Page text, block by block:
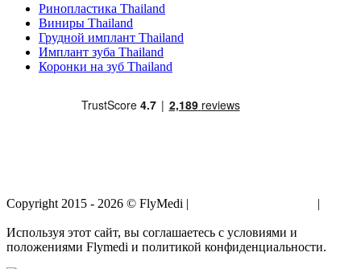
Ринопластика Thailand
Виниры Thailand
Грудной имплант Thailand
Имплант зуба Thailand
Коронки на зуб Thailand
Copyright 2015 - 2026 © FlyMedi |
|
Используя этот сайт, вы соглашаетесь с условиями и
положениями Flymedi и политикой конфиденциальности.